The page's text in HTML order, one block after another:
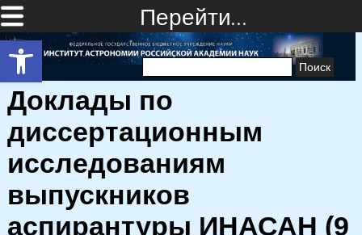
Открыть панель инструментов
Перейти…
Найти:
Доклады по
диссертационным
исследованиям
выпускников
аспирантуры ИНАСАН (9